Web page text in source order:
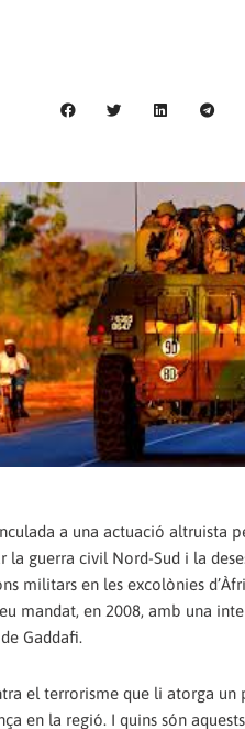
a una actuació altruista
la guerra civil Nord-Sud i la
militars en les excolònies
mandat, en 2008, amb una
Gaddafi.
el terrorisme que li atorga un
en la regió. I quins són